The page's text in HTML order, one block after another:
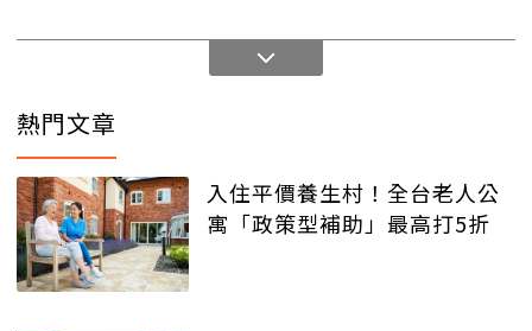
熱門文章
入住平價養生村！全台老人公
寓「政策型補助」最高打5折